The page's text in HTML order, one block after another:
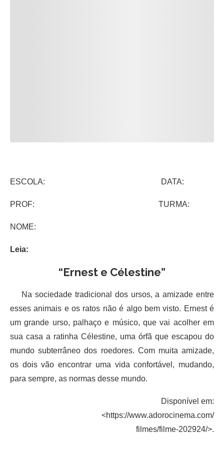
ESCOLA: DATA:
PROF: TURMA:
NOME:
Leia:
“Ernest e Célestine”
Na sociedade tradicional dos ursos, a amizade entre
esses animais e os ratos não é algo bem visto. Ernest é
um grande urso, palhaço e músico, que vai acolher em
sua casa a ratinha Célestine, uma órfã que escapou do
mundo subterrâneo dos roedores. Com muita amizade,
os dois vão encontrar uma vida confortável, mudando,
para sempre, as normas desse mundo.
Disponível em:
<https://www.adorocinema.com/
filmes/filme-202924/>.